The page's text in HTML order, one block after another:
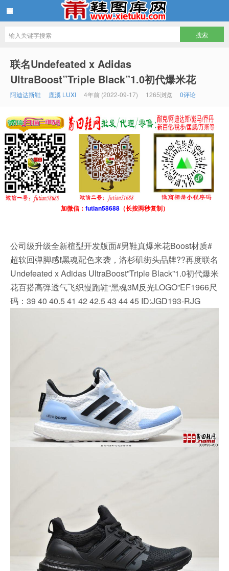
联名Undefeated x Adidas
UltraBoost”Triple Black”1.0初代爆米花
阿迪达斯鞋 鹿溪 LUXI 4年前 (2022-09-17) 1265浏览 0评论
加微信： futian58688（长按两秒复制）
公司级升级全新楦型开发版面#男鞋真爆米花Boost材质#
超软回弹脚感❗️黑魂配色来袭，洛杉矶街头品牌??再度联名
Undefeated x Adidas UltraBoost”Triple Black”1.0初代爆米
花百搭高弹透气飞织慢跑鞋“黑魂3M反光LOGO”EF1966尺
码：39 40 40.5 41 42 42.5 43 44 45 ID:JGD193-RJG